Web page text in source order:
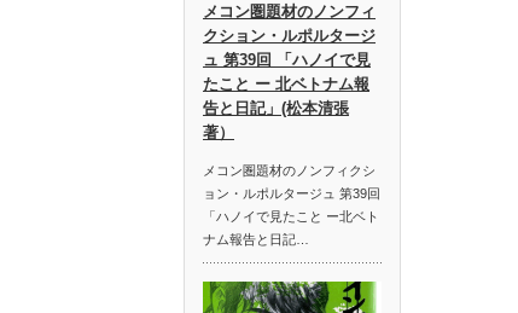
メコン圏題材のノンフィ
クション・ルポルタージ
ュ 第39回 「ハノイで見
たこと ー 北ベトナム報
告と日記」(松本清張
著）
メコン圏題材のノンフィクシ
ョン・ルポルタージュ 第39回
「ハノイで見たこと ー北ベト
ナム報告と日記…